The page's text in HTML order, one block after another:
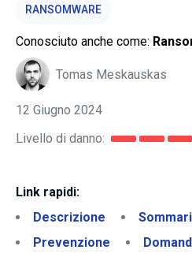
RANSOMWARE
Conosciuto anche come:
Tomas Meskauskas
12 Giugno 2024
Livello di danno:
Link rapidi:
Descrizione
Prevenzione